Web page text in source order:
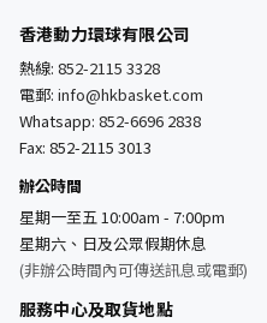
香港動力環球有限公司
熱線: 852-2115 3328
電郵: info@hkbasket.com
Whatsapp: 852-6696 2838
Fax: 852-2115 3013
辦公時間
星期一至五 10:00am - 7:00pm
星期六、日及公眾假期休息
(非辦公時間內可傳送訊息或電郵)
服務中心及取貨地點